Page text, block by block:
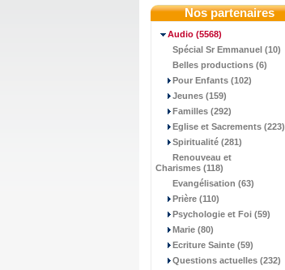
Nos partenaires
Audio (5568)
Spécial Sr Emmanuel (10)
Belles productions (6)
Pour Enfants (102)
Jeunes (159)
Familles (292)
Eglise et Sacrements (223)
Spiritualité (281)
Renouveau et
Charismes (118)
Evangélisation (63)
Prière (110)
Psychologie et Foi (59)
Marie (80)
Ecriture Sainte (59)
Questions actuelles (232)